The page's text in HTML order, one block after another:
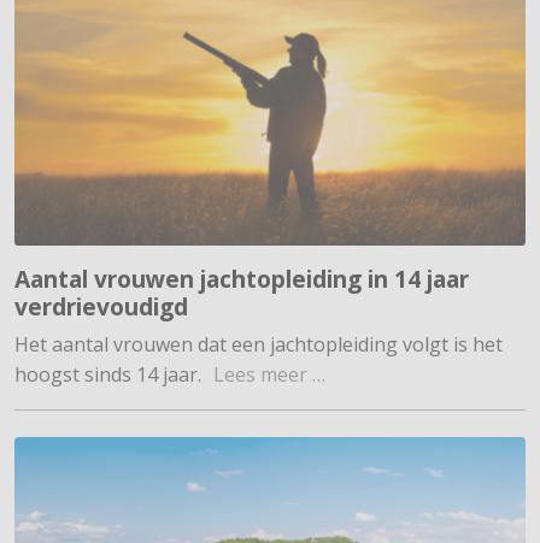
Aantal vrouwen jachtopleiding in 14 jaar
verdrievoudigd
Het aantal vrouwen dat een jachtopleiding volgt is het
hoogst sinds 14 jaar. Lees meer …